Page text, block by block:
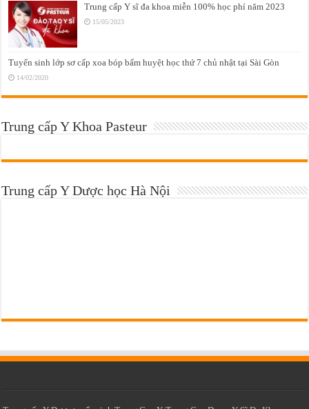
Trung cấp Y sĩ đa khoa miễn 100% học phí năm 2023
15/05/2023
Tuyển sinh lớp sơ cấp xoa bóp bấm huyệt học thứ 7 chủ nhật tại Sài Gòn
14/02/2020
Trung cấp Y Khoa Pasteur
Trung cấp Y Dược học Hà Nội